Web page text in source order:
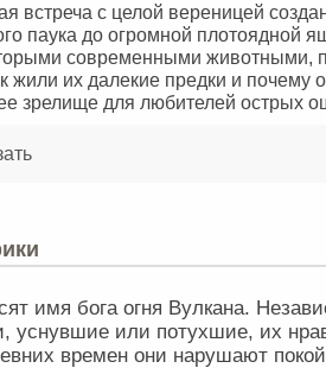
встреча с целой вереницей
паука до огромной плотоядной
современными животными,
жили их далекие предки и почему
зрелище для любителей острых
имя бога огня Вулкана.
уснувшие или потухшие, их
времен они нарушают